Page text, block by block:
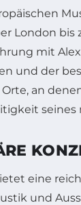
London bis
mit
und der
an
eine
und